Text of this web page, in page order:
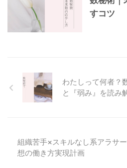
すコツ
わたしって何者？
と『弱み』を読み
組織苦手×スキルなし系アラサ
想の働き方実現計画